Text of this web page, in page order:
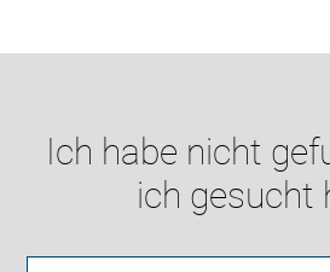
Ich habe nicht
ich gesucht